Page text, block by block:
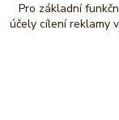
Pro základní
účely cílení reklamy